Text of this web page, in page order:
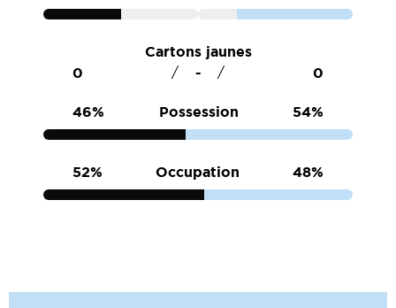
Cartons jaunes
0
/ / 0
46% Possession 54%
52% Occupation 48%